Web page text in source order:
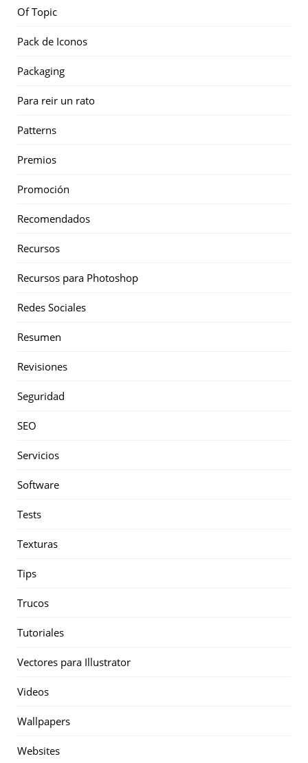
Of Topic
Pack de Iconos
Packaging
Para reir un rato
Patterns
Premios
Promoción
Recomendados
Recursos
Recursos para Photoshop
Redes Sociales
Resumen
Revisiones
Seguridad
SEO
Servicios
Software
Tests
Texturas
Tips
Trucos
Tutoriales
Vectores para Illustrator
Videos
Wallpapers
Websites